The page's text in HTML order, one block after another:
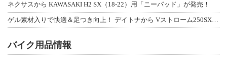
ネクサスから KAWASAKI H2 SX（18-22）用「ニーパッド」が発売！
ゲル素材入りで快適＆足つき向上！ デイトナから Vストローム250SX用「快適ロ
バイク用品情報